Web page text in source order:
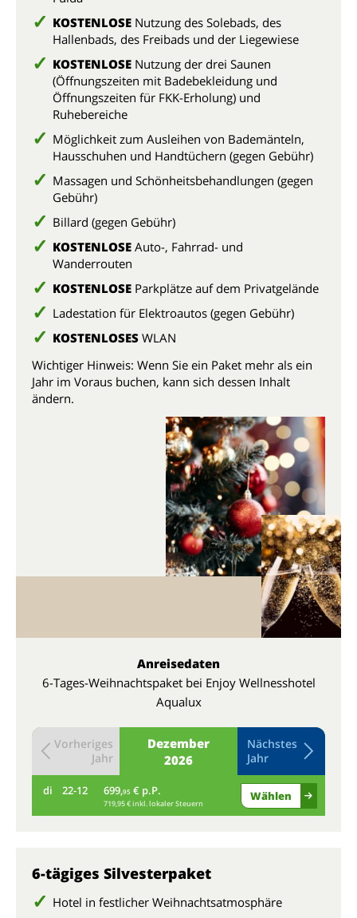
KOSTENLOSE Nutzung des Solebads, des
Hallenbads, des Freibads und der Liegewiese
KOSTENLOSE Nutzung der drei Saunen
(Öffnungszeiten mit Badebekleidung und
Öffnungszeiten für FKK-Erholung) und
Ruhebereiche
Möglichkeit zum Ausleihen von Bademänteln,
Hausschuhen und Handtüchern (gegen Gebühr)
Massagen und Schönheitsbehandlungen (gegen
Gebühr)
Billard (gegen Gebühr)
KOSTENLOSE Auto-, Fahrrad- und
Wanderrouten
KOSTENLOSE Parkplätze auf dem Privatgelände
Ladestation für Elektroautos (gegen Gebühr)
KOSTENLOSES WLAN
Wichtiger Hinweis: Wenn Sie ein Paket mehr als ein
Jahr im Voraus buchen, kann sich dessen Inhalt
ändern.
Anreisedaten
6-Tages-Weihnachtspaket bei Enjoy Wellnesshotel
Aqualux
Dezember
2026
Vorheriges
Jahr
Nächstes
Jahr
di 22-12 699,95 € p.P.
719,95 € inkl. lokaler Steuern
Wählen
6-tägiges Silvesterpaket
Hotel in festlicher Weihnachtsatmosphäre